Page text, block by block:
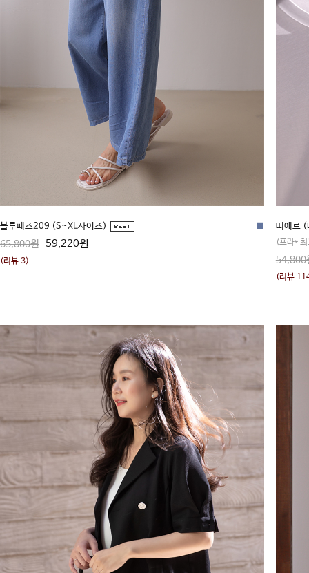
블루페즈209 (S~XL사이즈)
65,800원 59,220원
■
(리뷰 3)
띠에르
(프라*
54,800
(리뷰